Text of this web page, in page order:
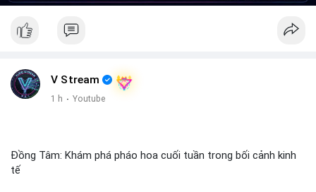
V Stream
1 h · Youtube
Đồng Tâm: Khám phá pháo hoa cuối tuần trong bối cảnh kinh
tế